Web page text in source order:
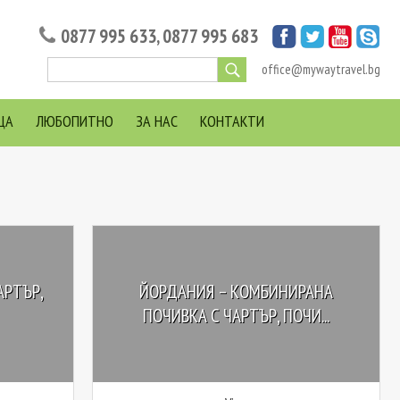
0877 995 633,0877 995 683
office@mywaytravel.bg
ЛЮБОПИТНО ЗА НАС КОНТАКТИ
ЙОРДАНИЯ – КОМБИНИРАНА
ПОЧИВКА С ЧАРТЪР, ПОЧИ...